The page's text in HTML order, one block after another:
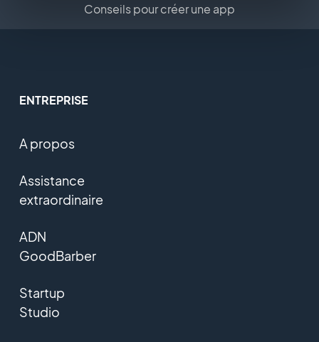
Conseils pour créer une app
ENTREPRISE
A propos
Assistance
extraordinaire
ADN
GoodBarber
Startup
Studio